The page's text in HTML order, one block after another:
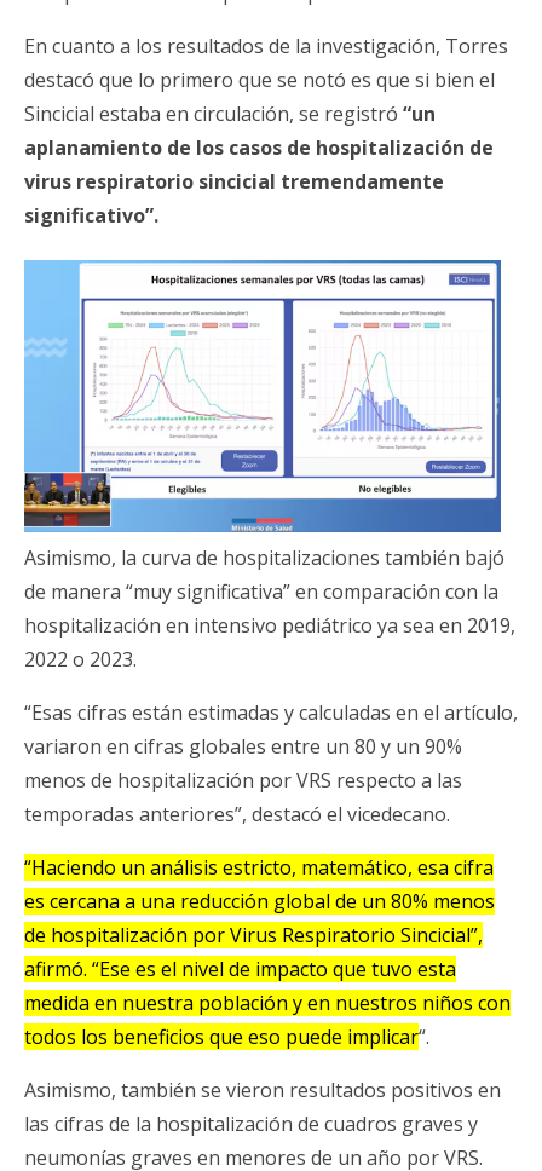
En cuanto a los resultados de la investigación, Torres
destacó que lo primero que se notó es que si bien el
Sincicial estaba en circulación, se registró “un
aplanamiento de los casos de hospitalización de
virus respiratorio sincicial tremendamente
significativo”.
Asimismo, la curva de hospitalizaciones también bajó
de manera “muy significativa” en comparación con la
hospitalización en intensivo pediátrico ya sea en 2019,
2022 o 2023.
“Esas cifras están estimadas y calculadas en el artículo,
variaron en cifras globales entre un 80 y un 90%
menos de hospitalización por VRS respecto a las
temporadas anteriores”, destacó el vicedecano.
“Haciendo un análisis estricto, matemático, esa cifra
es cercana a una reducción global de un 80% menos
de hospitalización por Virus Respiratorio Sincicial”,
afirmó. “Ese es el nivel de impacto que tuvo esta
medida en nuestra población y en nuestros niños con
todos los beneficios que eso puede implicar“.
Asimismo, también se vieron resultados positivos en
las cifras de la hospitalización de cuadros graves y
neumonías graves en menores de un año por VRS.